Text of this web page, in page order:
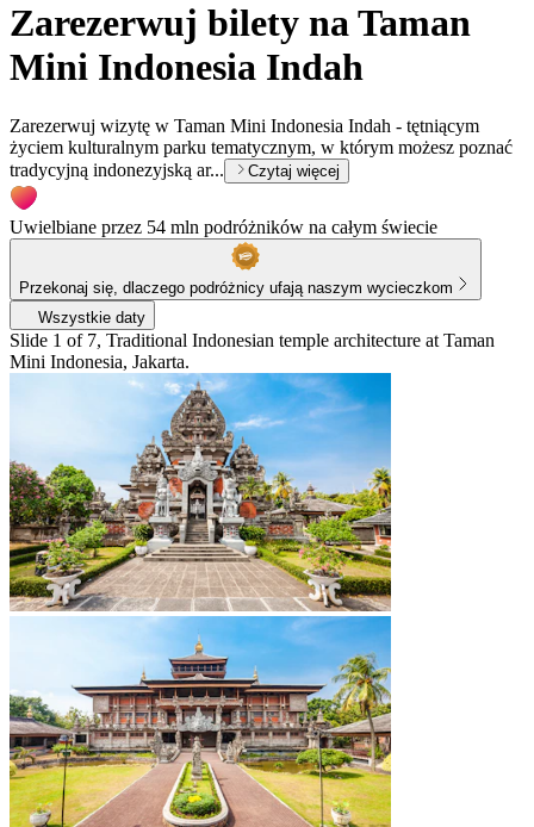
Zarezerwuj bilety na Taman
Mini Indonesia Indah
Zarezerwuj wizytę w Taman Mini Indonesia Indah - tętniącym
życiem kulturalnym parku tematycznym, w którym możesz poznać
tradycyjną indonezyjską ar...
Czytaj więcej
Uwielbiane przez 54 mln podróżników na całym świecie
Przekonaj się, dlaczego podróżnicy ufają naszym wycieczkom
Wszystkie daty
Slide 1 of 7, Traditional Indonesian temple architecture at Taman
Mini Indonesia, Jakarta.